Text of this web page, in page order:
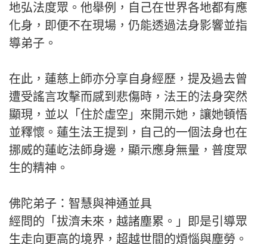
地弘法度眾。他舉例，自己在世界各地都有應
化身，即便不在現場，仍能透過法身影響並指
導弟子。
在此，蓮慈上師亦分享自身經歷，提及過去曾
遭受謠言攻擊而感到悲傷時，法王的法身突然
顯現，並以「住於虛空」來開示她，讓她頓悟
並釋懷。蓮生法王提到，自己的一個法身也在
挪威的蓮屹法師身邊，顯示應身無量，普度眾
生的精神。
佛陀弟子：智慧與神通並具
經問的「拔濟未來，越諸塵累。」即是引導眾
生走向更高的境界，超越世間的煩惱與塵勞。